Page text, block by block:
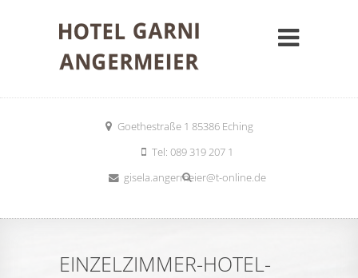
Goethestraße 1 85386 Eching
Tel: 089 319 207 1
gisela.angermeier@t-online.de
EINZELZIMMER-HOTEL-